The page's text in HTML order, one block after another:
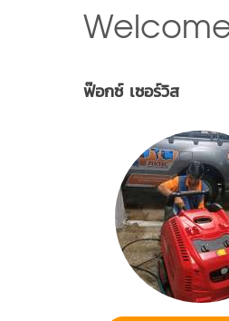
ฟ๊อกซ์ เซอร์วิส